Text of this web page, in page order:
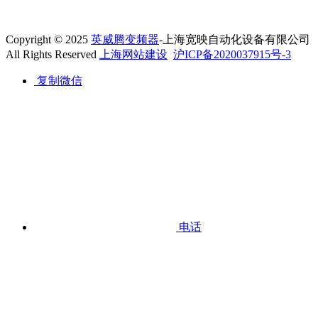
Copyright © 2025 英威腾变频器-上海宽映自动化设备有限公司
All Rights Reserved
上海网站建设 沪ICP备2020037915号-3
复制微信
电话